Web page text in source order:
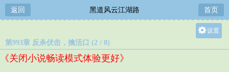
返回 黑道风云江湖路 首页
设置
第993章 反杀伏击，擒活口 (2 / 8)
《关闭小说畅读模式体验更好》